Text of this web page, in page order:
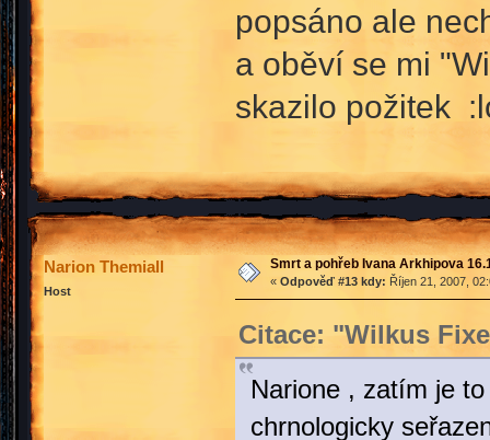
popsáno ale
a oběví se mi
skazilo požitek
Narion Themiall
Host
Smrt a pohřeb Ivana Arkhipova
« Odpověď #13 kdy: Říjen 21, 2007,
Citace: "Wilkus
Narione , zatím je
chrnologicky